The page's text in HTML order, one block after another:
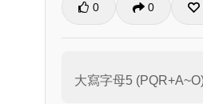
0 0
大寫字母5